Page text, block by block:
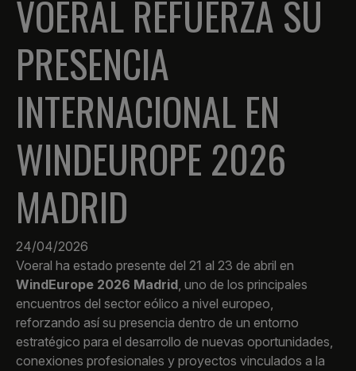
VOERAL REFUERZA SU
PRESENCIA
INTERNACIONAL EN
WINDEUROPE 2026
MADRID
24/04/2026
Voeral ha estado presente del 21 al 23 de abril en
WindEurope 2026 Madrid, uno de los principales
encuentros del sector eólico a nivel europeo,
reforzando así su presencia dentro de un entorno
estratégico para el desarrollo de nuevas oportunidades,
conexiones profesionales y proyectos vinculados a la